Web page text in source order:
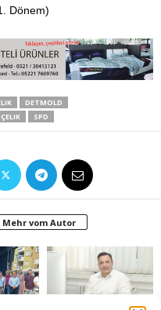
Dönem)
DETMOLD
SPD
Mehr vom Autor